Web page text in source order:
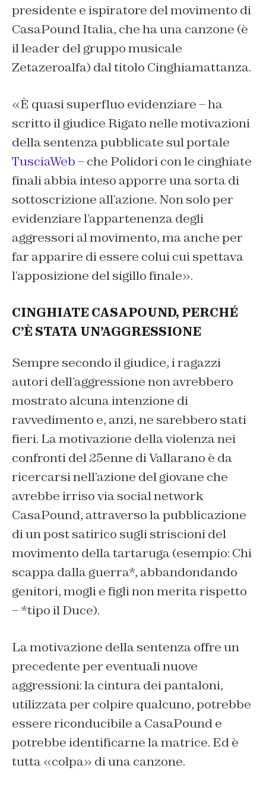
presidente e ispiratore del movimento di
CasaPound Italia, che ha una canzone (è
il leader del gruppo musicale
Zetazeroalfa) dal titolo Cinghiamattanza.
«È quasi superfluo evidenziare – ha
scritto il giudice Rigato nelle motivazioni
della sentenza pubblicate sul portale
TusciaWeb– che Polidori con le cinghiate
finali abbia inteso apporre una sorta di
sottoscrizione all’azione. Non solo per
evidenziare l’appartenenza degli
aggressori al movimento, ma anche per
far apparire di essere colui cui spettava
l’apposizione del sigillo finale».
CINGHIATE CASAPOUND, PERCHÉ
C’È STATA UN’AGGRESSIONE
Sempre secondo il giudice, i ragazzi
autori dell’aggressione non avrebbero
mostrato alcuna intenzione di
ravvedimento e, anzi, ne sarebbero stati
fieri. La motivazione della violenza nei
confronti del 25enne di Vallarano è da
ricercarsi nell’azione del giovane che
avrebbe irriso via social network
CasaPound, attraverso la pubblicazione
di un post satirico sugli striscioni del
movimento della tartaruga (esempio: Chi
scappa dalla guerra*, abbandondando
genitori, mogli e figli non merita rispetto
– *tipo il Duce).
La motivazione della sentenza offre un
precedente per eventuali nuove
aggressioni: la cintura dei pantaloni,
utilizzata per colpire qualcuno, potrebbe
essere riconducibile a CasaPound e
potrebbe identificarne la matrice. Ed è
tutta «colpa» di una canzone.